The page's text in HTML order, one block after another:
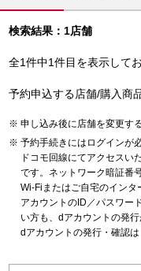
検索結果：1店舗
全1件中1件目を表示して
予約申込する店舗/購入商
申し込み後に店舗を変更す
予約手続きにはログインが
ドコモ回線にてアクセスい
です。ネットワーク暗証番
Wi-Fiまたはご自宅のインタ
アカウントのID／パスワー
い方も、dアカウントの発行
dアカウントの発行・確認は